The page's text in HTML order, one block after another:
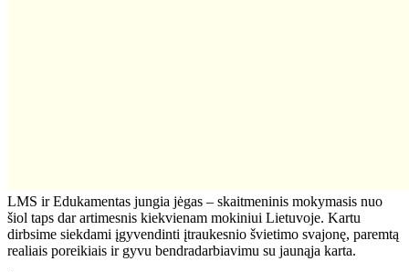
LMS ir Edukamentas jungia jėgas – skaitmeninis mokymasis nuo
šiol taps dar artimesnis kiekvienam mokiniui Lietuvoje. Kartu
dirbsime siekdami įgyvendinti įtraukesnio švietimo svajonę, paremtą
realiais poreikiais ir gyvu bendradarbiavimu su jaunąja karta.